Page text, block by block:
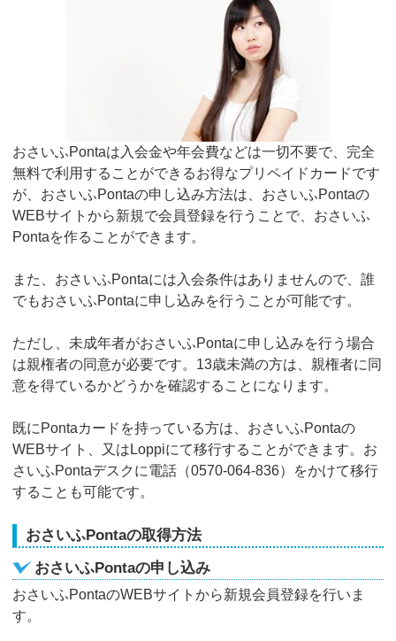
おさいふPontaは入会金や年会費などは一切不要で、完全
無料で利用することができるお得なプリペイドカードです
が、おさいふPontaの申し込み方法は、おさいふPontaの
WEBサイトから新規で会員登録を行うことで、おさいふ
Pontaを作ることができます。
また、おさいふPontaには入会条件はありませんので、誰
でもおさいふPontaに申し込みを行うことが可能です。
ただし、未成年者がおさいふPontaに申し込みを行う場合
は親権者の同意が必要です。13歳未満の方は、親権者に同
意を得ているかどうかを確認することになります。
既にPontaカードを持っている方は、おさいふPontaの
WEBサイト、又はLoppiにて移行することができます。お
さいふPontaデスクに電話（0570-064-836）をかけて移行
することも可能です。
おさいふPontaの取得方法
おさいふPontaの申し込み
おさいふPontaのWEBサイトから新規会員登録を行いま
す。